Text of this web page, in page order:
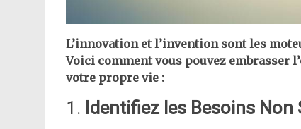
L’innovation et l’invention sont les
Voici comment vous pouvez embrasser
votre propre vie :
1. Identifiez les Besoins